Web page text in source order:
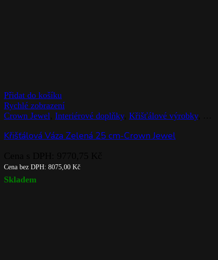
Přidat do košíku
Rychlé zobrazení
Crown Jewel Interiérové doplňky, Křišťálové výrobky,
Křišťálová Váza Zelená 25 cm-Crown Jewel
Cena bez DPH: 8075,00 Kč
Skladem